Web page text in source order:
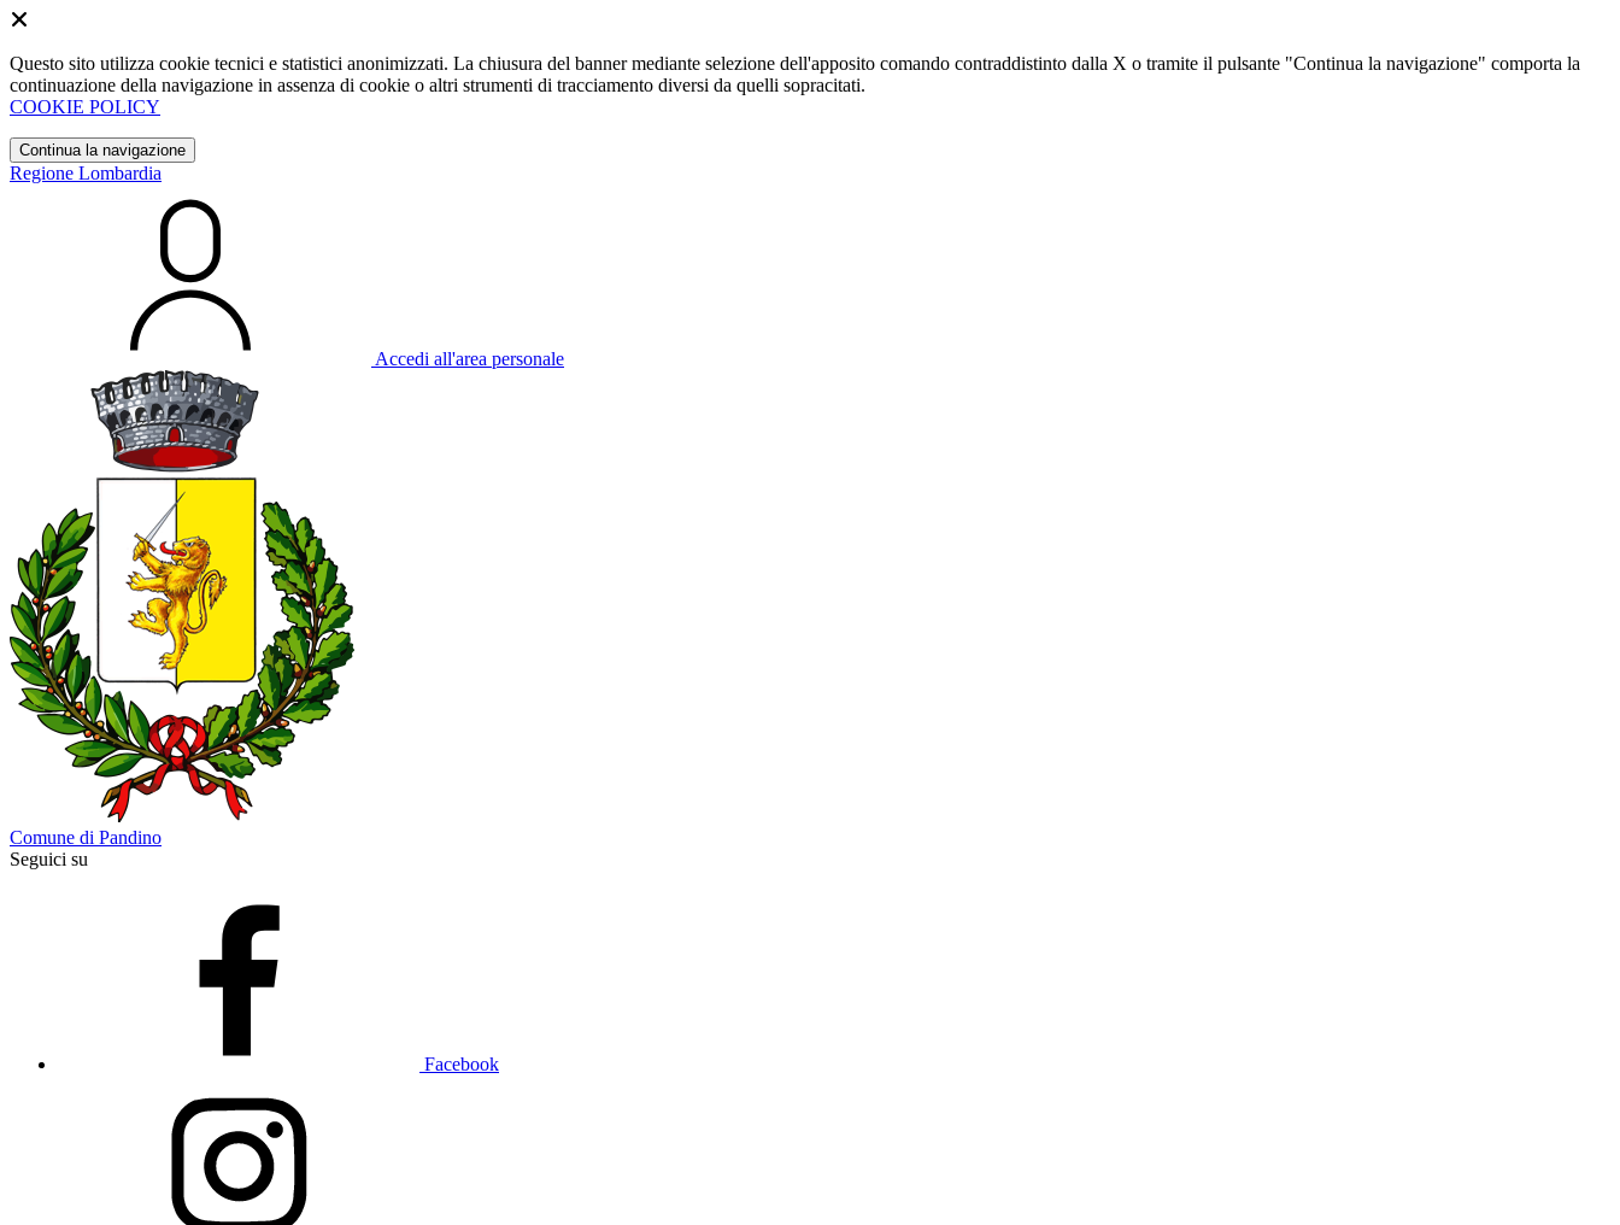
Questo sito utilizza cookie tecnici e statistici anonimizzati. La chiusura del banner mediante selezione dell'apposito comando contraddistinto dalla X o tramite il pulsante "Continua la navigazione" comporta la
continuazione della navigazione in assenza di cookie o altri strumenti di tracciamento diversi da quelli sopracitati.
COOKIE POLICY
Continua la navigazione
Regione Lombardia
Accedi all'area personale
Comune di Pandino
Seguici su
Facebook